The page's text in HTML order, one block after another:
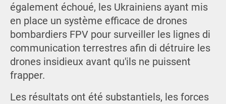
également échoué, les Ukrainiens ayant mis
en place un système efficace de drones
bombardiers FPV pour surveiller les lignes di
communication terrestres afin di détruire les
drones insidieux avant qu'ils ne puissent
frapper.
Les résultats ont été substantiels, les forces